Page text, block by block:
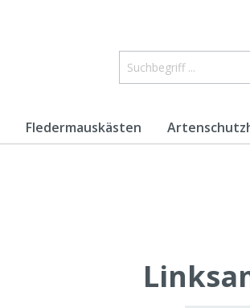
Fledermauskästen